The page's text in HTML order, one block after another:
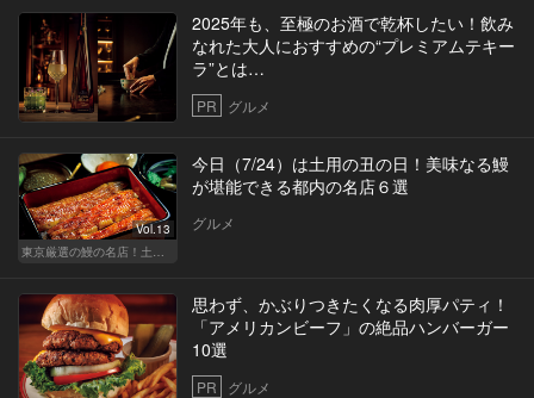
2025年も、至極のお酒で乾杯したい！飲み
なれた大人におすすめの“プレミアムテキー
ラ”とは…
PR グルメ
Vol.13
東京厳選の鰻の名店！土用の丑の日じゃなくても行きたい
今日（7/24）は土用の丑の日！美味なる鰻
が堪能できる都内の名店６選
グルメ
思わず、かぶりつきたくなる肉厚パティ！
「アメリカンビーフ」の絶品ハンバーガー
10選
PR グルメ